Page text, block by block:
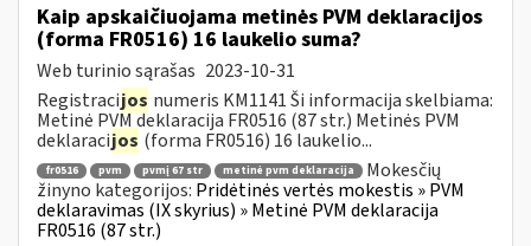
Kaip apskaičiuojama metinės PVM deklaracijos
(forma FR0516) 16 laukelio suma?
Web turinio sąrašas 2023-10-31
Registracijos numeris KM1141 Ši informacija skelbiama:
Metinė PVM deklaracija FR0516 (87 str.) Metinės PVM
deklaracijos (forma FR0516) 16 laukelio...
fr0516 pvm pvmį 67 str metinė pvm deklaracija
Mokesčių
žinyno kategorijos: Pridėtinės vertės mokestis » PVM
deklaravimas (IX skyrius) » Metinė PVM deklaracija
FR0516 (87 str.)